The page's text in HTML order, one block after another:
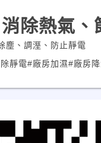
除熱氣
塵、調溼、防止靜電
靜電#廠房加濕#廠房降